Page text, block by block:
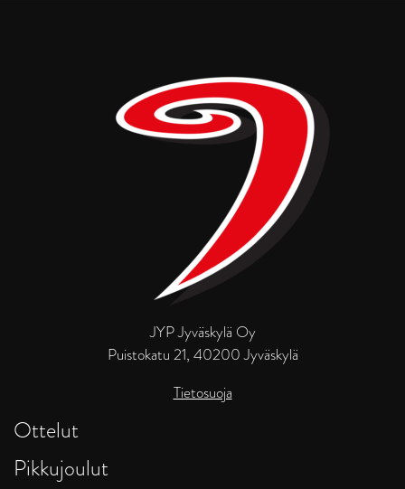
JYP Jyväskylä Oy
Puistokatu 21, 40200 Jyväskylä
Tietosuoja
Ottelut
Pikkujoulut